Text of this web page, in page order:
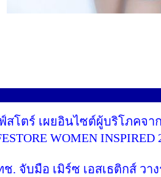
สโตร์ เผยอินไซต์ผู้บริโภคจา
WOMEN INSPIRED
. จับมือ เมิร์ซ เอสเธติกส์ วา